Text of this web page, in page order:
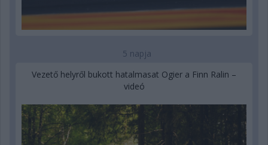
5 napja
Vezető helyről bukott hatalmasat Ogier a Finn Ralin –
videó